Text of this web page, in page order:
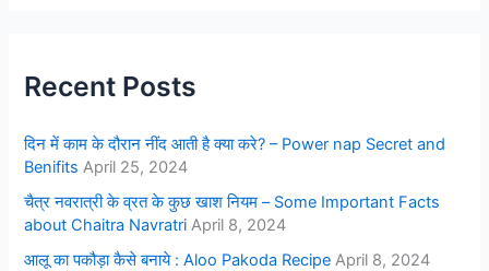
Recent Posts
दिन में काम के दौरान नींद आती है क्या करे? – Power nap Secret and
Benifits April 25, 2024
चैत्र नवरात्री के व्रत के कुछ खाश नियम – Some Important Facts
about Chaitra Navratri April 8, 2024
आलू का पकौड़ा कैसे बनाये : Aloo Pakoda Recipe April 8, 2024